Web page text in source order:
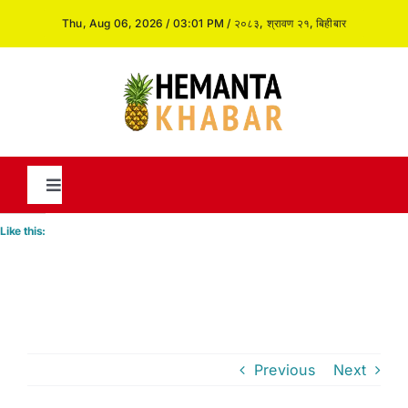
Thu, Aug 06, 2026 / 03:01 PM / २०८३, श्रावण २१, बिहीबार
Toggle
Navigation
Like this:
Previous Next